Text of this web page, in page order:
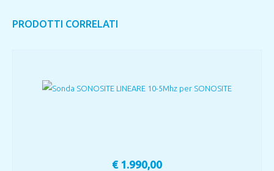
PRODOTTI CORRELATI
€ 1.990,00